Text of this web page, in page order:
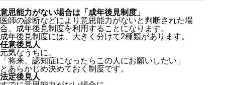
意思能力がない場合は「成年後見制度」
医師の診断などにより意思能力がないと判断された場
合、成年後見制度を利用することになります。
成年後見制度には、大きく分けて2種類があります。
任意後見人
元気なうちに、
「将来、認知症になったらこの人にお願いしたい」
とあらかじめ決めておく制度です。
法定後見人